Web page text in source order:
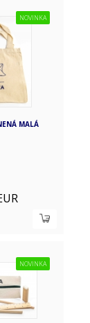
NOVINKA
MALÁ
NOVINKA